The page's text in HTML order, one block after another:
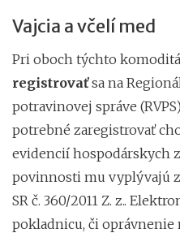
Vajcia a včelí med
Pri oboch týchto
registrovaťsa na
potravinovej správe
potrebné zaregistrovať
evidencií hospodárskych
povinnosti mu vyplývajú
SR č. 360/2011 Z. z..
pokladnicu, či